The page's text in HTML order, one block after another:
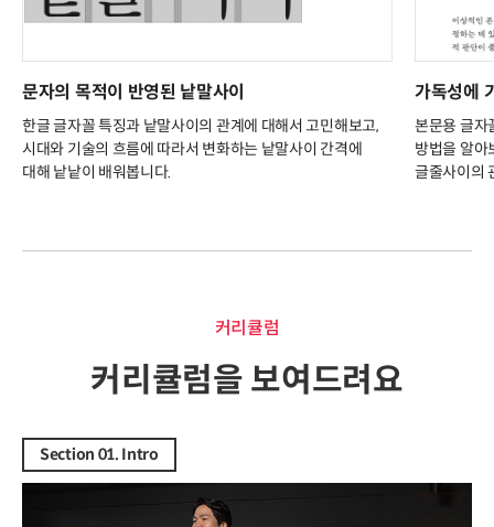
문자의 목적이 반영된 낱말사이
한글 글자꼴 특징과 낱말사이의 관계에 대해서 고민해보고,
시대와 기술의 흐름에 따라서 변화하는 낱말사이 간격에
대해 낱낱이 배워봅니다.
가독성에
본문용 글자
방법을 알아
글줄사이의
커리큘럼
커리큘럼을 보여드려요
Section 01. Intro